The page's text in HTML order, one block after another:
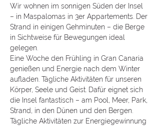
Wir wohnen im sonnigen Süden der Insel
– in Maspalomas in 3er Appartements. Der
Strand in einigen Gehminuten – die Berge
in Sichtweise für Bewegungen ideal
gelegen.
Eine Woche den Frühling in Gran Canaria
genießen und Energie nach dem Winter
aufladen. Tägliche Aktivitäten für unseren
Körper, Seele und Geist. Dafür eignet sich
die Insel fantastisch – am Pool, Meer, Park,
Strand, in den Dünen und den Bergen.
Tägliche Aktivitäten zur Energiegewinnung